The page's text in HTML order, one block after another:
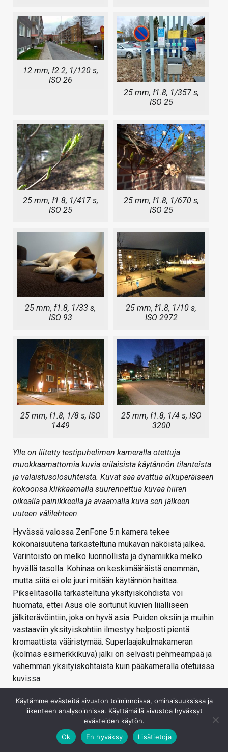
12 mm, f2.2, 1/120 s,
ISO 26
25 mm, f1.8, 1/357 s,
ISO 25
25 mm, f1.8, 1/417 s,
ISO 25
25 mm, f1.8, 1/670 s,
ISO 25
25 mm, f1.8, 1/33 s,
ISO 93
25 mm, f1.8, 1/10 s,
ISO 2972
25 mm, f1.8, 1/8 s, ISO
1449
25 mm, f1.8, 1/4 s, ISO
3200
Ylle on liitetty testipuhelimen kameralla otettuja
muokkaamattomia kuvia erilaisista käytännön tilanteista
ja valaistusolosuhteista. Kuvat saa avattua alkuperäiseen
kokoonsa klikkaamalla suurennettua kuvaa hiiren
oikealla painikkeella ja avaamalla kuva sen jälkeen
uuteen välilehteen.
Hyvässä valossa ZenFone 5:n kamera tekee
kokonaisuutena tarkasteltuna mukavan näköistä jälkeä.
Värintoisto on melko luonnollista ja dynamiikka melko
hyvällä tasolla. Kohinaa on keskimääräistä enemmän,
mutta siitä ei ole juuri mitään käytännön haittaa.
Pikselitasolla tarkasteltuna yksityiskohdista voi
huomata, ettei Asus ole sortunut kuvien liialliseen
jälkiterävöintiin, joka on hyvä asia. Puiden oksiin ja muihin
vastaaviin yksityiskohtiin ilmestyy helposti pientä
kromaattista vääristymää. Superlaajakulmakameran
(kolmas esimerkkikuva) jälki on selvästi pehmeämpää ja
vähemmän yksityiskohtaista kuin pääkameralla otetuissa
kuvissa.
Heikossa valossa ZenFone 5 jatkaa melko hyvällä
laadulla. Kamera pystyy taltioimaan kuvauskohteesta
paljon enemmän valoa, kuin mitä ihmissilmä pystyy
erottamaan ja jopa lähes pimeältä näyttävistä kohteista
(kuten viimeinen esimerkkikuva) on mahdollista saada
Käytämme evästeitä sivuston toiminnoissa, ominaisuuksissa ja
liikenteen analysoinnissa. Käyttämällä sivustoa hyväksyt
evästeiden käytön.
Ok
En hyväksy Lisätietoja